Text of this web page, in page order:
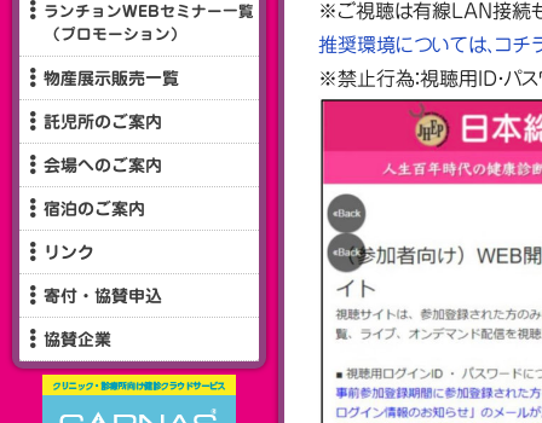
ランチョンWEBセミナー一覧
（プロモーション）
物産展示販売一覧
託児所のご案内
会場へのご案内
宿泊のご案内
リンク
寄付・協賛申込
協賛企業
※ご視聴は有線LAN接続
推奨環境については、コチ
※禁止行為：視聴用ID・パ